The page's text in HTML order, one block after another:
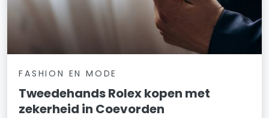
FASHION EN MODE
Tweedehands Rolex kopen met
zekerheid in Coevorden